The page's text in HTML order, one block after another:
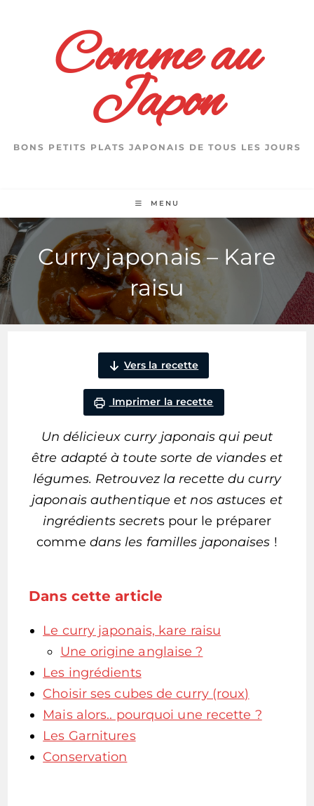
Comme au
Japon
BONS PETITS PLATS JAPONAIS DE TOUS LES JOURS
MENU
Curry japonais – Kare
raisu
Vers la recette
Imprimer la recette
Un délicieux curry japonais qui peut
être adapté à toute sorte de viandes et
légumes. Retrouvez la recette du curry
japonais authentique et nos astuces et
ingrédients secrets pour le préparer
comme dans les familles japonaises !
Dans cette article
Le curry japonais, kare raisu
Une origine anglaise ?
Les ingrédients
Choisir ses cubes de curry (roux)
Mais alors.. pourquoi une recette ?
Les Garnitures
Conservation